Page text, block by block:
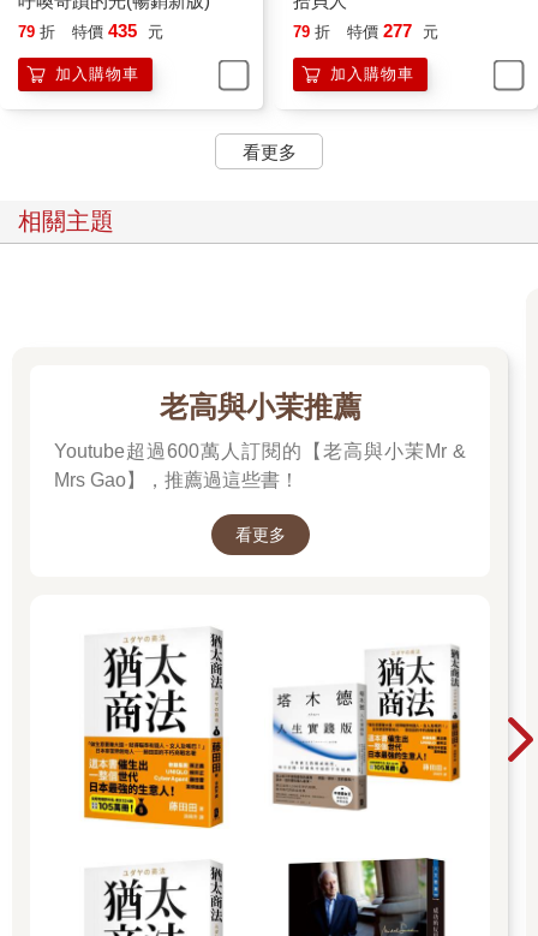
79 折 特價 435 元
加入購物車
79 折 特價 277 元
加入購物車
看更多
相關主題
老高與小茉推薦
Youtube超過600萬人訂閱的【老高與小茉Mr &
Mrs Gao】，推薦過這些書！
看更多